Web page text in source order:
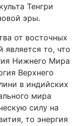
Тенгри
эры.
от восточных
является то, что
Нижнего Мира
Верхнего
в индийских
мира
силу на
то энергия